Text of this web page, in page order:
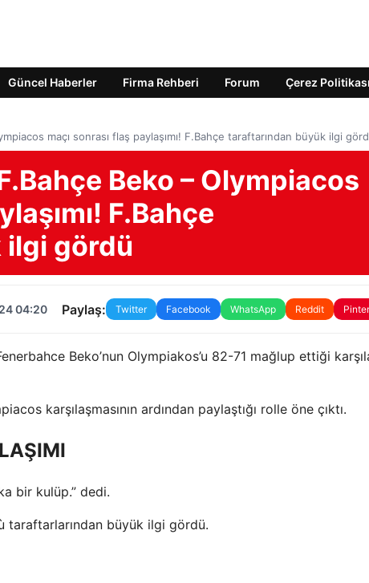
Güncel Haberler Firma Rehberi Forum Çerez Politikası
maçı sonrası flaş paylaşımı! F.Bahçe taraftarından büyük ilgi
Beko – Olympiacos
F.Bahçe
ilgi gördü
04:20 Paylaş: Twitter Facebook WhatsApp Reddit
Beko’nun Olympiakos’u 82-71 mağlup ettiği
karşılaşmasının ardından paylaştığı rolle öne çıktı.
bir kulüp.” dedi.
taraftarlarından büyük ilgi gördü.